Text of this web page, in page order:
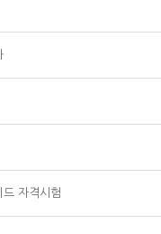
자격시험